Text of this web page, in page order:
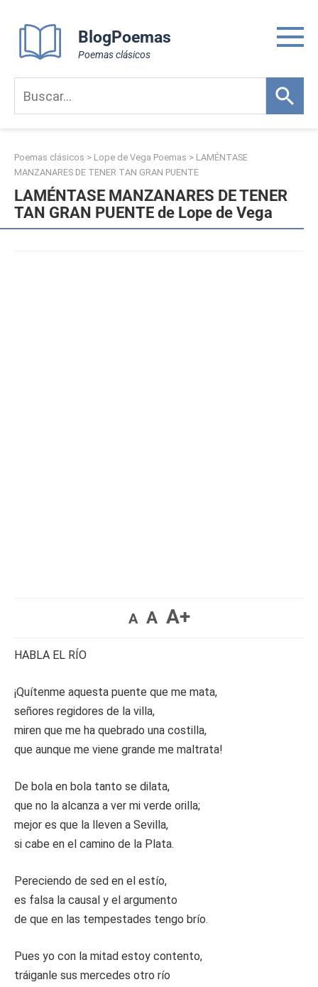
content
BlogPoemas
Poemas clásicos
Poemas clásicos > Lope de Vega Poemas > LAMÉNTASE
MANZANARES DE TENER TAN GRAN PUENTE
LAMÉNTASE MANZANARES DE TENER
TAN GRAN PUENTE de Lope de Vega
A A A+
HABLA EL RÍO
¡Quítenme aquesta puente que me mata,
señores regidores de la villa,
miren que me ha quebrado una costilla,
que aunque me viene grande me maltrata!
De bola en bola tanto se dilata,
que no la alcanza a ver mi verde orilla;
mejor es que la lleven a Sevilla,
si cabe en el camino de la Plata.
Pereciendo de sed en el estío,
es falsa la causal y el argumento
de que en las tempestades tengo brío.
Pues yo con la mitad estoy contento,
tráiganle sus mercedes otro río